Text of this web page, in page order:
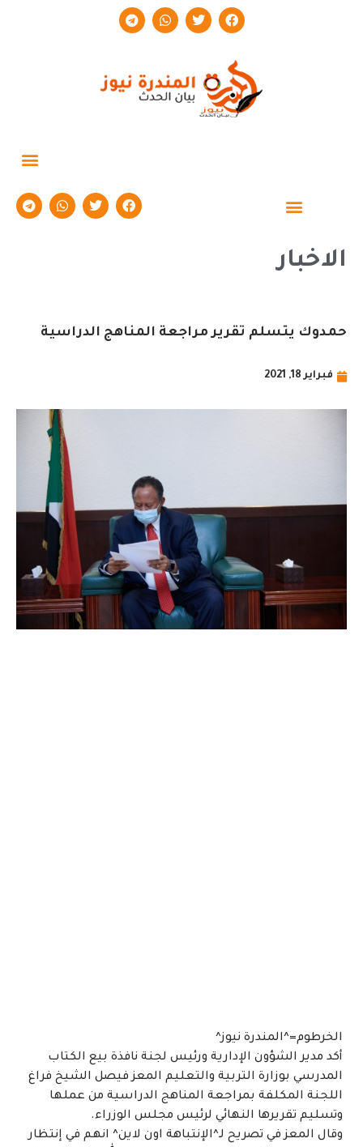
الاخبار
حمدوك يتسلم تقرير مراجعة المناهج الدراسية
فبراير 18, 2021
الخرطوم=^المندرة نيوز^
أكد مدير الشؤون الإدارية ورئيس لجنة نافذة بيع الكتاب
المدرسي بوزارة التربية والتعليم المعز فيصل الشيخ فراغ
اللجنة المكلفة بمراجعة المناهج الدراسية من عملها
وتسليم تقريرها النهائي لرئيس مجلس الوزراء.
وقال المعز في تصريح لـ^الإنتباهة اون لاين^ انهم في إنتظار